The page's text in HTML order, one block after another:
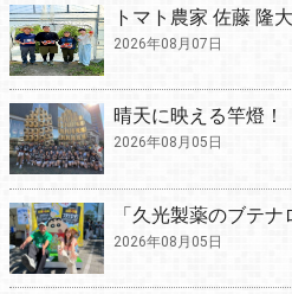
トマト農家 佐藤 隆
2026年08月07日
晴天に映える竿燈！
2026年08月05日
「久光製薬のブテナ
2026年08月05日